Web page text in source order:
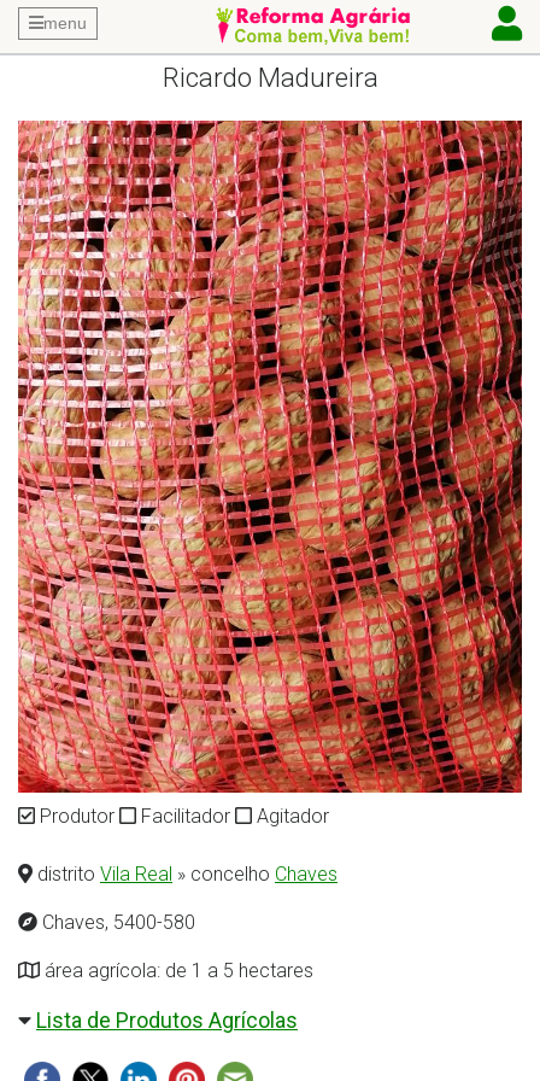
menu
Ricardo Madureira
Produtor Facilitador Agitador
distrito Vila Real » concelho Chaves
Chaves, 5400-580
área agrícola: de 1 a 5 hectares
Lista de Produtos Agrícolas